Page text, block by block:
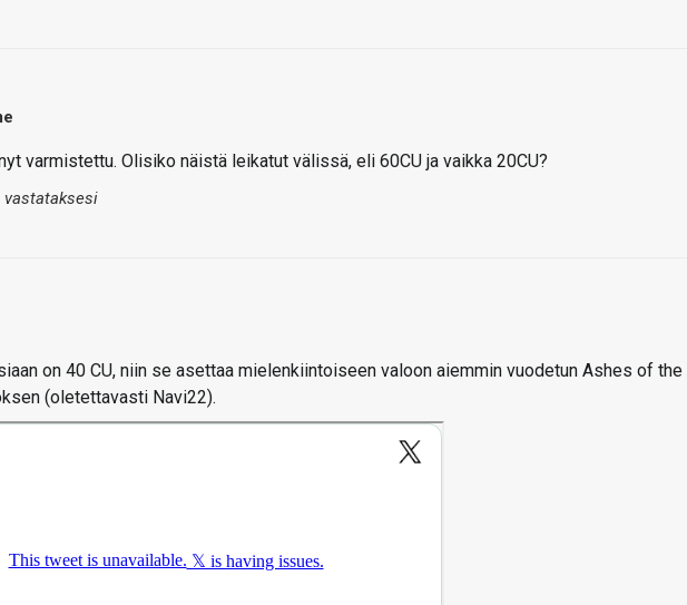
varmistettu. Olisiko näistä leikatut välissä, eli 60CU ja vaikka 20CU?
vastataksesi
on 40 CU, niin se asettaa mielenkiintoiseen valoon aiemmin vuodetun Ashes of the
(oletettavasti Navi22).